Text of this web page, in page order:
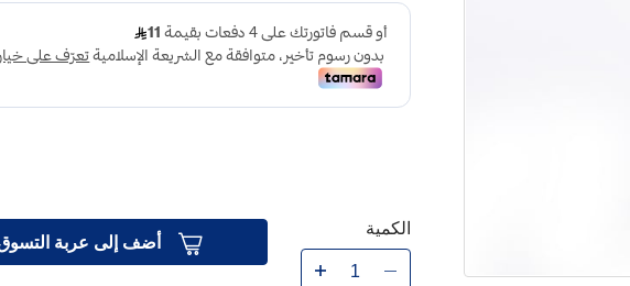
الكمية
أضف إلى عربة